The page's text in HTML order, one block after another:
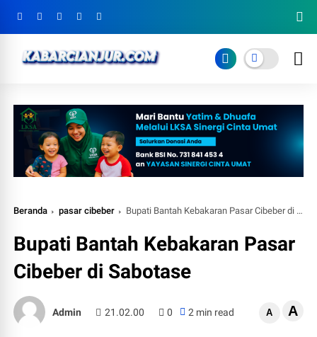
Beranda pasar cibeber Bupati Bantah Kebakaran Pasar Cibeber di Sabotase
Bupati Bantah Kebakaran Pasar
Cibeber di Sabotase
Admin 21.02.00 0 2 min read A A